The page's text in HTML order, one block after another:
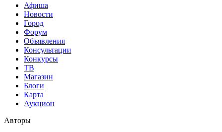
Афиша
Новости
Город
Форум
Объявления
Консультации
Конкурсы
ТВ
Магазин
Блоги
Карта
Аукцион
Авторы